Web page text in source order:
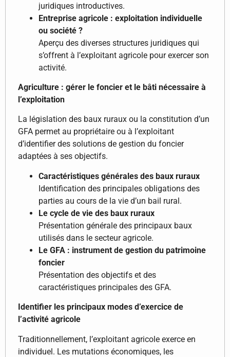
juridiques introductives.
Entreprise agricole : exploitation individuelle
ou société ?
Aperçu des diverses structures juridiques qui
s’offrent à l’exploitant agricole pour exercer son
activité.
Agriculture : gérer le foncier et le bâti nécessaire à
l’exploitation
La législation des baux ruraux ou la constitution d’un
GFA permet au propriétaire ou à l’exploitant
d’identifier des solutions de gestion du foncier
adaptées à ses objectifs.
Caractéristiques générales des baux ruraux
Identification des principales obligations des
parties au cours de la vie d’un bail rural.
Le cycle de vie des baux ruraux
Présentation générale des principaux baux
utilisés dans le secteur agricole.
Le GFA : instrument de gestion du patrimoine
foncier
Présentation des objectifs et des
caractéristiques principales des GFA.
Identifier les principaux modes d’exercice de
l’activité agricole
Traditionnellement, l’exploitant agricole exerce en
individuel. Les mutations économiques, les